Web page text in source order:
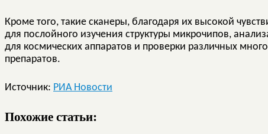
Кроме того, такие сканеры, благодаря их высокой
для послойного изучения структуры микрочипов,
для космических аппаратов и проверки различных
препаратов.
Источник: РИА Новости
Похожие статьи: